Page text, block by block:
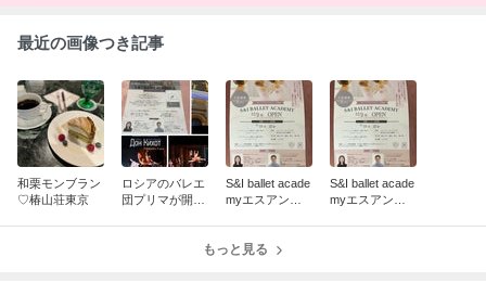
最近の画像つき記事
和栗モンブラン
♡椿山荘東京
ロシアのバレエ
団プリマが開い
S&I ballet acade
myエスアンド
S&I ballet acade
myエスアンド
もっと見る